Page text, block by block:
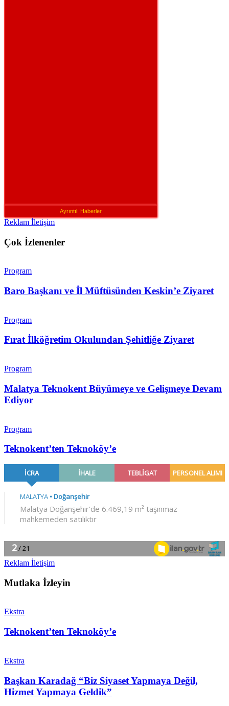
Ayrıntılı Haberler
Reklam İletişim
Çok İzlenenler
Program
Baro Başkanı ve İl Müftüsünden Keskin’e Ziyaret
Program
Fırat İlköğretim Okulundan Şehitliğe Ziyaret
Program
Malatya Teknokent Büyümeye ve Gelişmeye Devam
Ediyor
Program
Teknokent’ten Teknoköy’e
Reklam İletişim
Mutlaka İzleyin
Ekstra
Teknokent’ten Teknoköy’e
Ekstra
Başkan Karadağ “Biz Siyaset Yapmaya Değil,
Hizmet Yapmaya Geldik”